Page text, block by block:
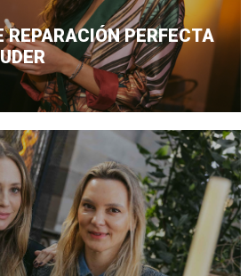
REPARACIÓN PERFECTA